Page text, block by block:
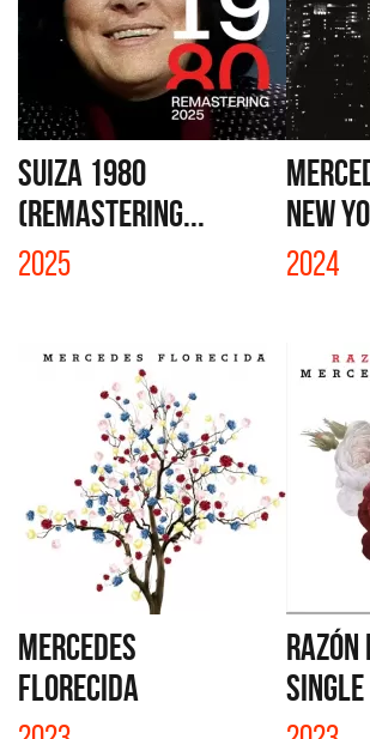
SUIZA 1980
(REMASTERING...
2025
NEW
2024
MERCEDES
FLORECIDA
SINGLE